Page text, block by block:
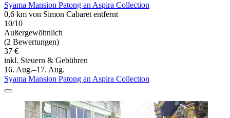
Syama Mansion Patong an Aspira Collection
0,6 km von Simon Cabaret entfernt
10/10
Außergewöhnlich
(2 Bewertungen)
37 €
inkl. Steuern & Gebühren
16. Aug.–17. Aug.
Syama Mansion Patong an Aspira Collection